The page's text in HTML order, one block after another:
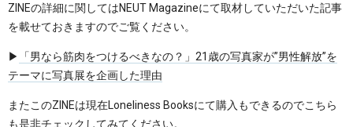
ZINEの詳細に関してはNEUT Magazineにて取材していただいた記事
を載せておきますのでご覧ください。
▶︎
「男なら筋肉をつけるべきなの？」21歳の写真家が”男性解放”を
テーマに写真展を企画した理由
またこのZINEは現在Loneliness Booksにて購入もできるのでこちら
も是非チェックしてみてください。